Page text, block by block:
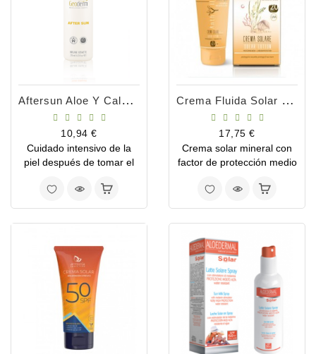
Aftersun Aloe Y Caléndula 250ml
Precio
10,94 €
Cuidado intensivo de la
piel después de tomar el
Crema Fluida Solar SPF 20 Anthyllis
Precio
17,75 €
Crema solar mineral con
factor de protección medio